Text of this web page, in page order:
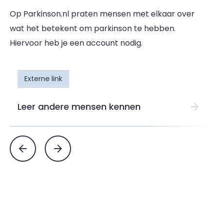
Op Parkinson.nl praten mensen met elkaar over
wat het betekent om parkinson te hebben.
Hiervoor heb je een account nodig.
Externe link
Leer andere mensen kennen